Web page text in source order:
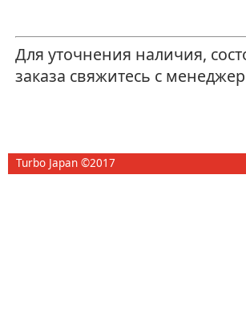
Для уточнения наличия,
заказа свяжитесь с
Turbo Japan ©2017